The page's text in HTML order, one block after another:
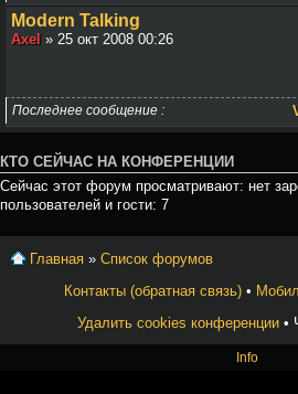
Modern Talking
Axel » 25 окт 2008 00:26
Последнее сообщение
КТО СЕЙЧАС НА КОНФЕРЕНЦИИ
Сейчас этот форум просматривают: нет
пользователей и гости: 7
Главная » Список форумов
Контакты (обратная связь) •
Удалить cookies конференции •
Info